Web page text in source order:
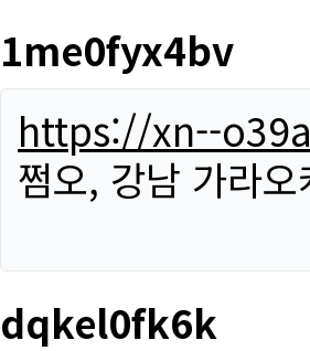
1me0fyx4bv
https://xn--
쩜오, 강남 가라
dqkel0fk6k